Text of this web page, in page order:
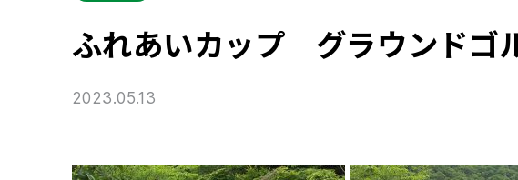
ふれあいカップ グラウンドゴ
2023.05.13